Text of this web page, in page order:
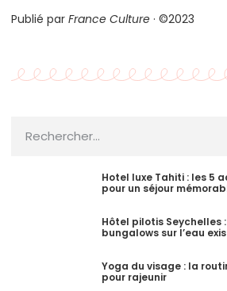
Publié par France Culture · ©2023
Hotel luxe Tahiti : les 5
pour un séjour
Hôtel pilotis Seychelles
bungalows sur l’eau
Yoga du visage : la
pour rajeunir